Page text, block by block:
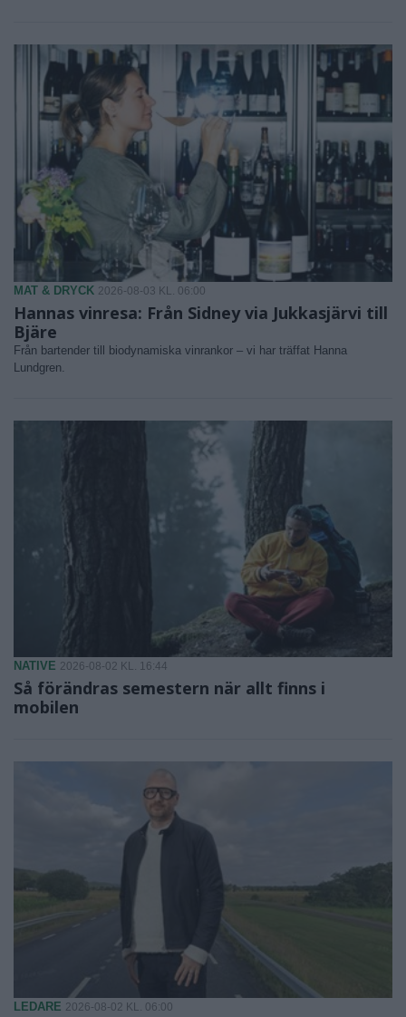
MAT & DRYCK 2026-08-03 KL. 06:00
Hannas vinresa: Från Sidney via Jukkasjärvi till
Bjäre
Från bartender till biodynamiska vinrankor – vi har träffat Hanna
Lundgren.
NATIVE 2026-08-02 KL. 16:44
Så förändras semestern när allt finns i
mobilen
LEDARE 2026-08-02 KL. 06:00